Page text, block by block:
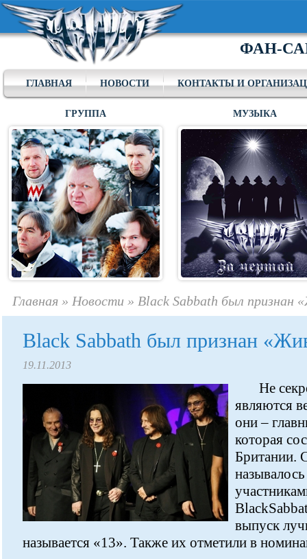
ФАН-
ГЛАВНАЯ НОВОСТИ КОНТАКТЫ И
ГРУППА МУЗЫКА
Главная » Новости » Black Sabbath был признан
Black Sabbath был признан
19.11.2013
Не
являются
они –
которая
Британии.
выпуск
называется «13». Также их отметили в